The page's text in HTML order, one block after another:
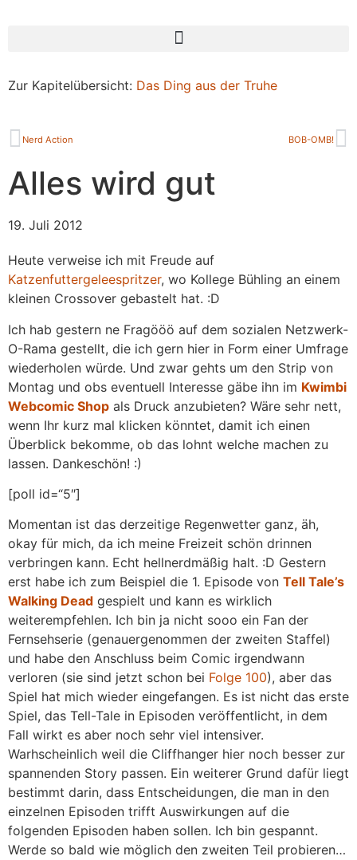
Zur Kapitelübersicht: Das Ding aus der Truhe
Nerd Action BOB-OMB!
Alles wird gut
19. Juli 2012
Heute verweise ich mit Freude auf
Katzenfuttergeleespritzer, wo Kollege Bühling an einem
kleinen Crossover gebastelt hat. :D
Ich hab gestern ne Fragööö auf dem sozialen Netzwerk-
O-Rama gestellt, die ich gern hier in Form einer Umfrage
wiederholen würde. Und zwar gehts um den Strip von
Montag und obs eventuell Interesse gäbe ihn im Kwimbi
Webcomic Shop als Druck anzubieten? Wäre sehr nett,
wenn Ihr kurz mal klicken könntet, damit ich einen
Überblick bekomme, ob das lohnt welche machen zu
lassen. Dankeschön! :)
[poll id=“5″]
Momentan ist das derzeitige Regenwetter ganz, äh,
okay für mich, da ich meine Freizeit schön drinnen
verbringen kann. Echt hellnerdmäßig halt. :D Gestern
erst habe ich zum Beispiel die 1. Episode von Tell Tale’s
Walking Dead gespielt und kann es wirklich
weiterempfehlen. Ich bin ja nicht sooo ein Fan der
Fernsehserie (genauergenommen der zweiten Staffel)
und habe den Anschluss beim Comic irgendwann
verloren (sie sind jetzt schon bei Folge 100), aber das
Spiel hat mich wieder eingefangen. Es ist nicht das erste
Spiel, das Tell-Tale in Episoden veröffentlicht, in dem
Fall wirkt es aber noch sehr viel intensiver.
Warhscheinlich weil die Cliffhanger hier noch besser zur
spannenden Story passen. Ein weiterer Grund dafür liegt
bestimmt darin, dass Entscheidungen, die man in den
einzelnen Episoden trifft Auswirkungen auf die
folgenden Episoden haben sollen. Ich bin gespannt.
Werde so bald wie möglich den zweiten Teil probieren…